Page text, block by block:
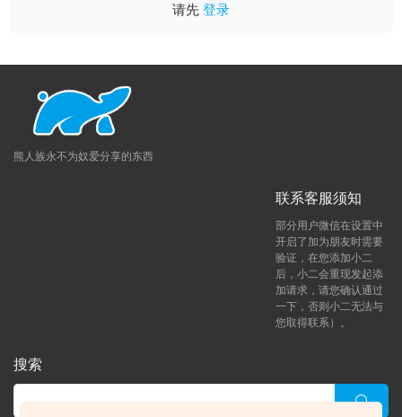
请先 登录
熊人族永不为奴爱分享的东西
联系客服须知
部分用户微信在设置中
开启了加为朋友时需要
验证，在您添加小二
后，小二会重现发起添
加请求，请您确认通过
一下，否则小二无法与
您取得联系）。
搜索